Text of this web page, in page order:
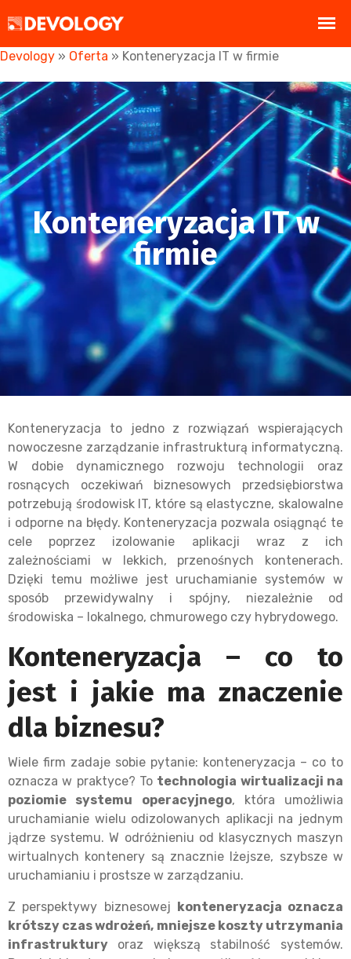
Devology » Oferta » Konteneryzacja IT w firmie
Konteneryzacja IT w
firmie
Konteneryzacja to jedno z rozwiązań wspierających
nowoczesne zarządzanie infrastrukturą informatyczną.
W dobie dynamicznego rozwoju technologii oraz
rosnących oczekiwań biznesowych przedsiębiorstwa
potrzebują środowisk IT, które są elastyczne, skalowalne
i odporne na błędy. Konteneryzacja pozwala osiągnąć te
cele poprzez izolowanie aplikacji wraz z ich
zależnościami w lekkich, przenośnych kontenerach.
Dzięki temu możliwe jest uruchamianie systemów w
sposób przewidywalny i spójny, niezależnie od
środowiska – lokalnego, chmurowego czy hybrydowego.
Konteneryzacja – co to
jest i jakie ma znaczenie
dla biznesu?
Wiele firm zadaje sobie pytanie: konteneryzacja – co to
oznacza w praktyce? To technologia wirtualizacji na
poziomie systemu operacyjnego, która umożliwia
uruchamianie wielu odizolowanych aplikacji na jednym
jądrze systemu. W odróżnieniu od klasycznych maszyn
wirtualnych kontenery są znacznie lżejsze, szybsze w
uruchamianiu i prostsze w zarządzaniu.
Z perspektywy biznesowej konteneryzacja oznacza
krótszy czas wdrożeń, mniejsze koszty utrzymania
infrastruktury oraz większą stabilność systemów.